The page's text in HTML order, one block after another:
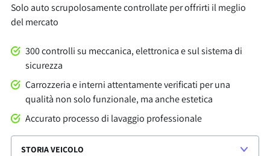
Solo auto scrupolosamente controllate per offrirti il meglio
del mercato
300 controlli su meccanica, elettronica e sul sistema di
sicurezza
Carrozzeria e interni attentamente verificati per una
qualità non solo funzionale, ma anche estetica
Accurato processo di lavaggio professionale
STORIA VEICOLO